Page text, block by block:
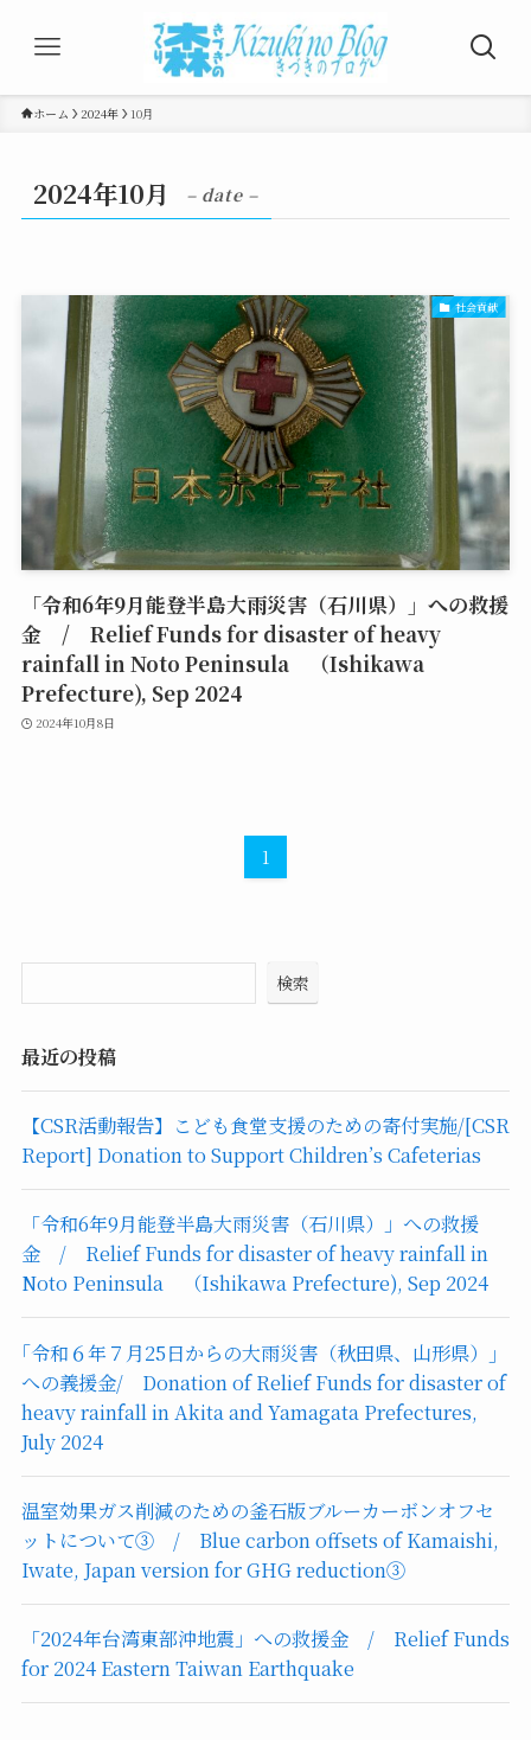
ホーム 2024年 10月
2024年10月 – date –
社会貢献
「令和6年9月能登半島大雨災害（石川県）」への救援
金 / Relief Funds for disaster of heavy
rainfall in Noto Peninsula （Ishikawa
Prefecture), Sep 2024
2024年10月8日
1
検索
最近の投稿
【CSR活動報告】こども食堂支援のための寄付実施/[CSR
Report] Donation to Support Children’s Cafeterias
「令和6年9月能登半島大雨災害（石川県）」への救援
金 / Relief Funds for disaster of heavy rainfall in
Noto Peninsula （Ishikawa Prefecture), Sep 2024
｢令和６年７月25日からの大雨災害（秋田県、山形県）｣
への義援金/ Donation of Relief Funds for disaster of
heavy rainfall in Akita and Yamagata Prefectures,
July 2024
温室効果ガス削減のための釜石版ブルーカーボンオフセ
ットについて③ / Blue carbon offsets of Kamaishi,
Iwate, Japan version for GHG reduction③
「2024年台湾東部沖地震」への救援金 / Relief Funds
for 2024 Eastern Taiwan Earthquake